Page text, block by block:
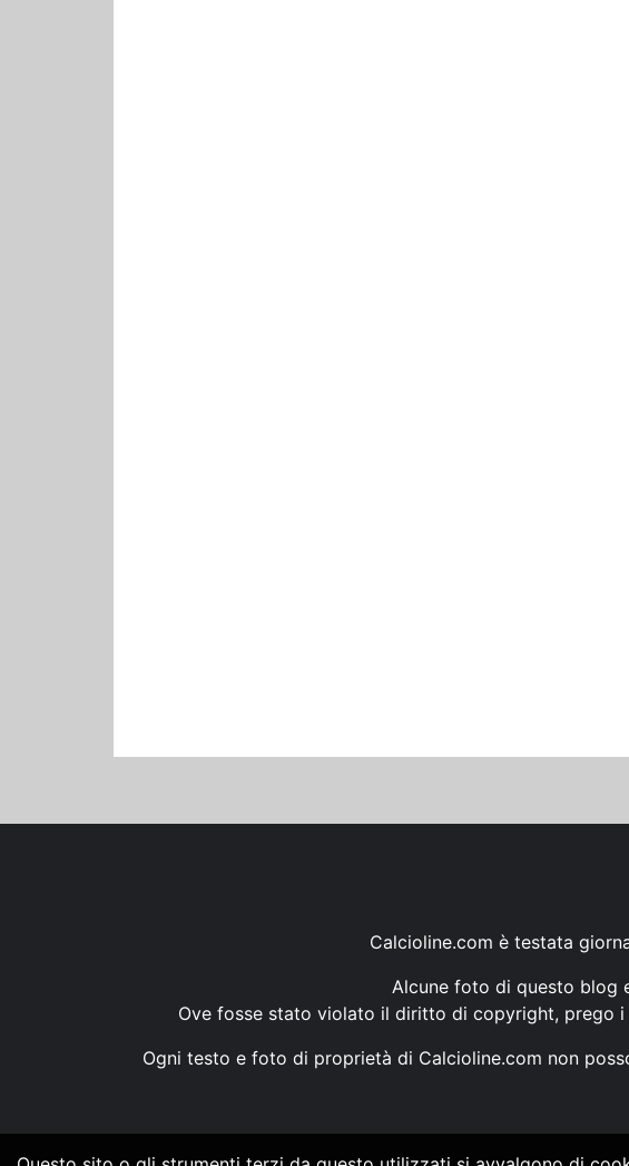
Calcioline.com è testata
Alcune foto di questo blog
Ove fosse stato violato il diritto di copyright, prego
Ogni testo e foto di proprietà di Calcioline.com non